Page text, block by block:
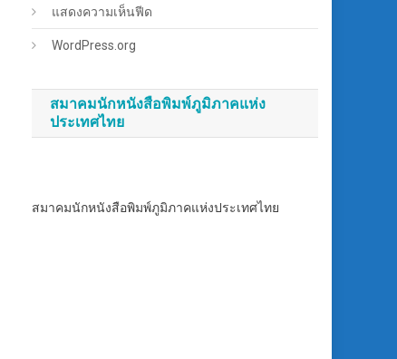
แสดงความเห็นฟีด
WordPress.org
สมาคมนักหนังสือพิมพ์ภูมิภาคแห่ง
ประเทศไทย
สมาคมนักหนังสือพิมพ์ภูมิภาคแห่งประเทศไทย